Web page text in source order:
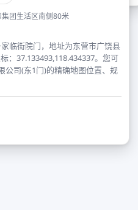
团生活区南侧80米
临街院门，地址为东营市广饶县
：37.133493,118.434337。您可
公司(东1门)的精确地图位置、规